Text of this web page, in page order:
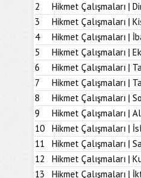
2
Hikmet Çalışmaları |
3
Hikmet Çalışmaları |
4
Hikmet Çalışmaları |
5
Hikmet Çalışmaları |
6
Hikmet Çalışmaları |
7
Hikmet Çalışmaları |
8
Hikmet Çalışmaları |
9
Hikmet Çalışmaları |
10
Hikmet Çalışmaları |
11
Hikmet Çalışmaları |
12
Hikmet Çalışmaları |
13
Hikmet Çalışmaları |